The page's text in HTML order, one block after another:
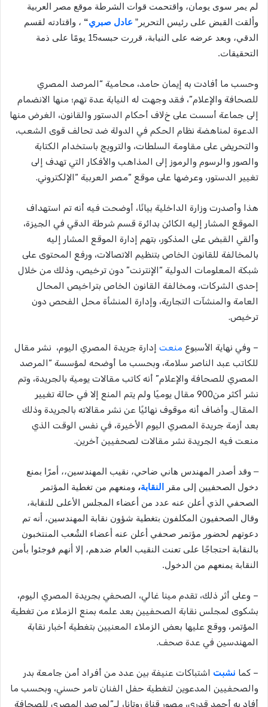
لم يمر سوى يومان، واقتحمت قوات الشرطة موقع مصر العربية
وألقت القبض على رئيس التحرير” عادل صبري“ ، واقتادته لقسم
الدقي، وبعد عرضه على النيابة، قررت حبسه15 يومًا على ذمة
التحقيقات.
وحسب ما أفادت به إيمان حامد، محامية “المرصد المصري
للصحافة والإعلام”، فقد وجهت له النيابة عدة تهم؛ منها الانضمام
إلى جماعة أسست على خﻻف أحكام الدستور والقانون، الغرض منها
الدعوة لمناهضة نظام الحكم في الدولة ضد تحالف قوى الشعب،
والتحريض على مقاومة السلطات، والترويج باستخدام الكتابة
والصور والرسوم والرموز إلى المذاهب والأفكار التي تهدف إلى
تغيير الدستور، وعرضها على موقع “مصر العربية “الإلكتروني.
هذا وأصدرت وزارة الداخلية بيانًا، أوضحت فيه أنه تم استهداف
الموقع المشار إليه الكائن بدائرة قسم شرطة الدقي في الجيزة،
وألقي القبض على المذكور، بتهم إدارة الموقع المشار إليه
بالمخالفة للقانون الخاص بتنظيم الاتصالات، ورفع المحتوى على
شبكة المعلومات الدولية “الإنترنت” دون ترخيص، وذلك من خلال
إحدى الشركات، ومخالفة القانون الخاص بتراخيص المحال
العامة والمنشآت التجارية، وإدارة المنشأة محل الفحص دون
ترخيص.
– وفي نهاية الأسبوع منعت إدارة جريدة المصري اليوم، نشر مقال
للكاتب عبد الناصر سلامة، وبحسب ما أوضحه لمؤسسة “المرصد
المصري للصحافة والإعلام” أنه كاتب مقالات يومية بالجريدة، وتم
نشر أكثر من900 مقال يوميًا ولم يتم المنع إلا في حالة تغيير
المقال. وأضاف أنه موقوف نهائيًا عن نشر مقالاته بالجريدة وذلك
بعد أزمة جريدة المصري اليوم اﻷخيرة، في نفس الوقت الذي
منعت فيه الجريدة نشر مقالات لصحفيين آخرين.
– وقد أصدر المهندس هاني ضاحي، نقيب المهندسين،، أمرًا بمنع
دخول الصحفيين إلى مقر
النقابة، ومنعهم من تغطية المؤتمر
الصحفي الذي أعلن عنه عدد من أعضاء المجلس الأعلى للنقابة،
وقال الصحفيون المكلفون بتغطية شؤون نقابة المهندسين، أنه تم
دعوتهم لحضور مؤتمر صحفي أعلن عنه أعضاء الشُعب المنتخبون
بالنقابة احتجاجًا على تعنت النقيب العام ضدهم، إلا أنهم فوجئوا بأمن
النقابة يمنعهم من الدخول.
– وعلى أثر ذلك، تقدم مينا غالي، الصحفي بجريدة المصري اليوم،
بشكوى لمجلس نقابة الصحفيين بعد علمه بمنع الزملاء من تغطية
المؤتمر، ووقع عليها بعض الزملاء المعنيين بتغطية أخبار نقابة
المهندسين في عدة صحف.
– كما نشبت اشتباكات عنيفة بين عدد من أفراد أمن جامعة بدر
والصحفيين المدعوين لتغطية حفل الفنان تامر حسني، وبحسب ما
أفاد به أحمد قدري، مصور قناة روتانا، لـ”لمرصد المصري للصحافة